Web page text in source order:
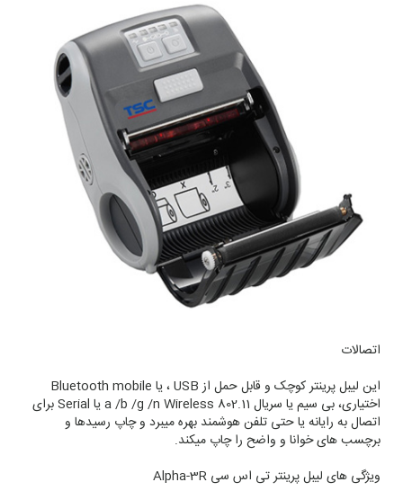
اتصالات
این لیبل پرینتر کوچک و قابل حمل از USB ، یا Bluetooth mobile
اختیاری، بی سیم یا سریال 802.11 a /b /g /n Wireless یا Serial برای
اتصال به رایانه یا حتی تلفن هوشمند بهره میبرد و چاپ رسیدها و
برچسب های خوانا و واضح را چاپ میکند.
ویژگی های لیبل پرینتر تی اس سی Alpha-3R